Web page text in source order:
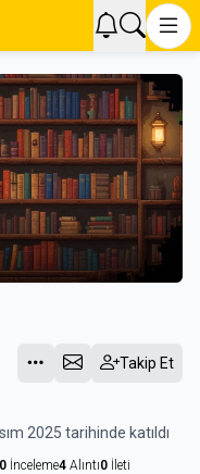
Takip Et
2025 tarihinde katıldı
0İnceleme4Alıntı0İleti